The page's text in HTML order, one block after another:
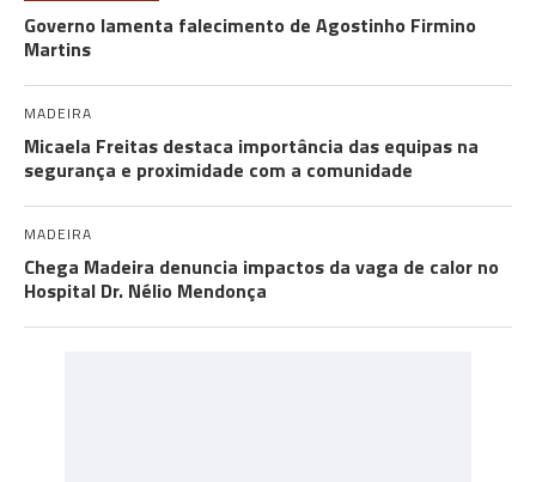
Governo lamenta falecimento de Agostinho Firmino
Martins
MADEIRA
Micaela Freitas destaca importância das equipas na
segurança e proximidade com a comunidade
MADEIRA
Chega Madeira denuncia impactos da vaga de calor no
Hospital Dr. Nélio Mendonça